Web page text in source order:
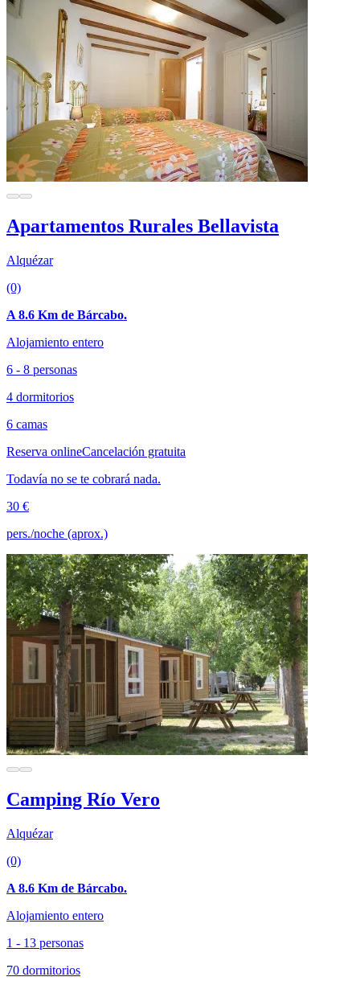
Apartamentos Rurales Bellavista
Alquézar
(0)
A 8.6 Km de Bárcabo.
Alojamiento entero
6 - 8 personas
4 dormitorios
6 camas
Reserva onlineCancelación gratuita
Todavía no se te cobrará nada.
30 €
pers./noche (aprox.)
Camping Río Vero
Alquézar
(0)
A 8.6 Km de Bárcabo.
Alojamiento entero
1 - 13 personas
70 dormitorios